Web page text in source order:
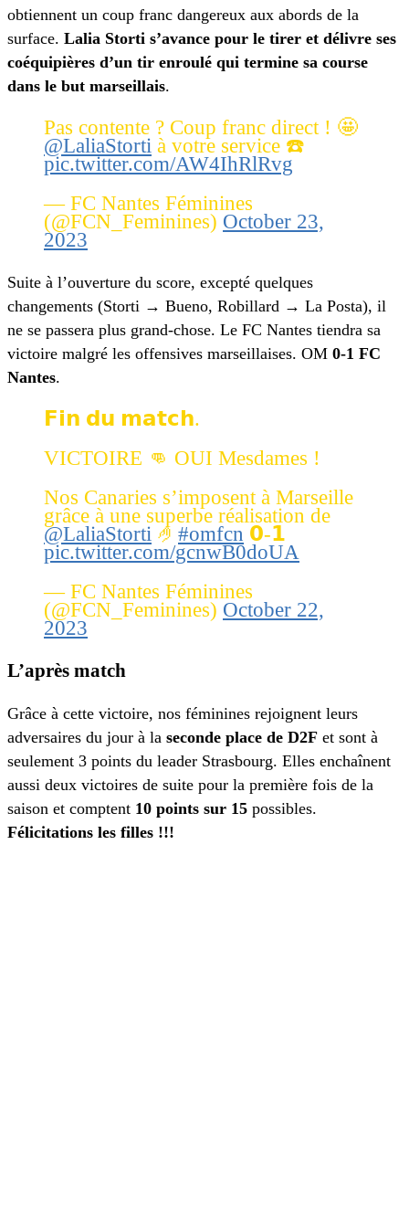
obtiennent un coup franc dangereux aux abords de la
surface. Lalia Storti s’avance pour le tirer et délivre ses
coéquipières d’un tir enroulé qui termine sa course
dans le but marseillais.
Pas contente ? Coup franc direct ! 🤩
@LaliaStorti à votre service ☎️
pic.twitter.com/AW4IhRlRvg
— FC Nantes Féminines
(@FCN_Feminines) October 23,
2023
Suite à l’ouverture du score, excepté quelques
changements (Storti → Bueno, Robillard → La Posta), il
ne se passera plus grand-chose. Le FC Nantes tiendra sa
victoire malgré les offensives marseillaises. OM 0-1 FC
Nantes.
𝗙𝗶𝗻 𝗱𝘂 𝗺𝗮𝘁𝗰𝗵.
VICTOIRE 👊 OUI Mesdames !
Nos Canaries s’imposent à Marseille
grâce à une superbe réalisation de
@LaliaStorti 🤌 #omfcn 𝟬-𝟭
pic.twitter.com/gcnwB0doUA
— FC Nantes Féminines
(@FCN_Feminines) October 22,
2023
L’après match
Grâce à cette victoire, nos féminines rejoignent leurs
adversaires du jour à la seconde place de D2F et sont à
seulement 3 points du leader Strasbourg. Elles enchaînent
aussi deux victoires de suite pour la première fois de la
saison et comptent 10 points sur 15 possibles.
Félicitations les filles !!!